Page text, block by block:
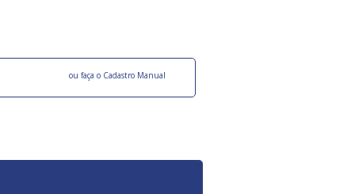
ou faça o Cadastro Manual